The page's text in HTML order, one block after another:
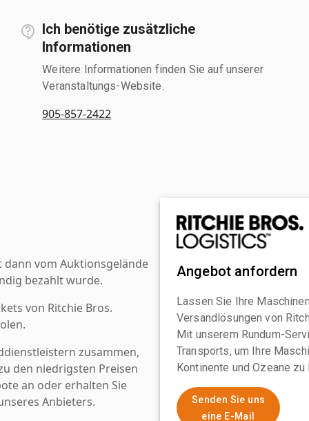
Ich benötige zusätzliche
Informationen
Weitere Informationen finden Sie auf unserer
Veranstaltungs-Website.
905-857-2422
vom Auktionsgelände
bezahlt wurde.
von Ritchie Bros.
zusammen,
den niedrigsten Preisen
an oder erhalten Sie
Anbieters.
Angebot anfordern
Lassen Sie Ihre
Versandlösungen von
Mit unserem Rundum-
Transports, um Ihre
Kontinente und Ozeane zu
Senden Sie uns
eine E-Mail